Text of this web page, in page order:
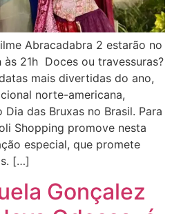
Abracadabra 2 estarão no
às 21h Doces ou travessuras?
mais divertidas do ano,
norte-americana,
das Bruxas no Brasil. Para
Shopping promove nesta
especial, que promete
[…]
Gonçalez